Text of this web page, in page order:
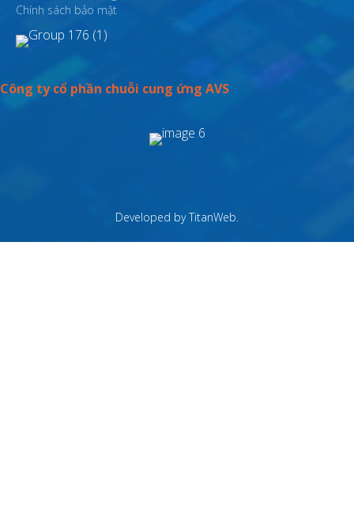
Chính sách bảo mật
Công ty cổ phần chuỗi cung ứng AVS
Developed byTitanWeb.